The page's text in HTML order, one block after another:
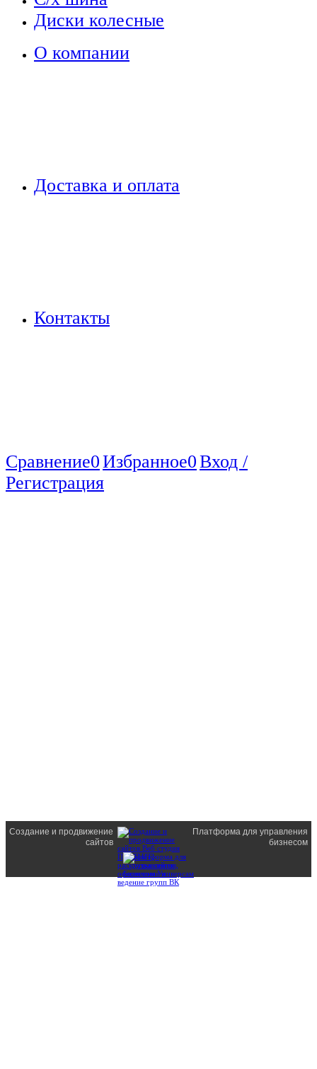
Диски колесные
О компании
Доставка и оплата
Контакты
Сравнение0Избранное0Вход /
Регистрация
Создание и продвижение
сайтов
Платформа для управления
бизнесом